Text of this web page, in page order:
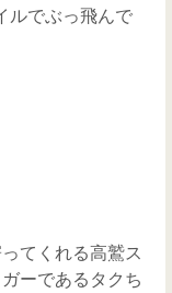
ルでぶっ飛んで
てくれる高鷲ス
ーであるタクち